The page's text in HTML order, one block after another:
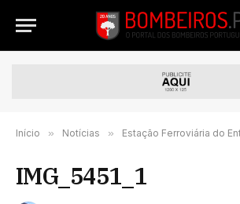
Início » Notícias » Estação Ferroviária do Entroncamento foi cenário de Exercício da
IMG_5451_1